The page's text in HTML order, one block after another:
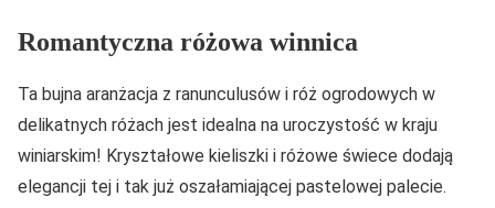
Romantyczna różowa winnica
Ta bujna aranżacja z ranunculusów i róż ogrodowych w
delikatnych różach jest idealna na uroczystość w kraju
winiarskim! Kryształowe kieliszki i różowe świece dodają
elegancji tej i tak już oszałamiającej pastelowej palecie.